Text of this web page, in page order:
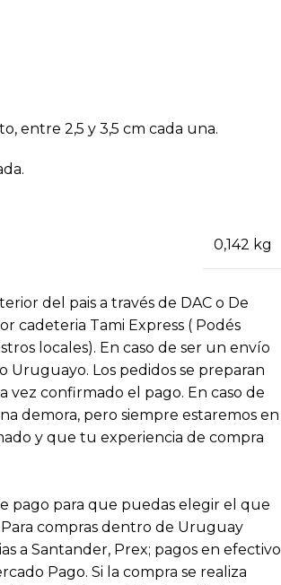
entre 2,5 y 3,5 cm cada una.
0,142 kg
del pais a través de DAC o De
cadeteria Tami Express ( Podés
locales). En caso de ser un envío
Uruguayo. Los pedidos se preparan
vez confirmado el pago. En caso de
demora, pero siempre estaremos en
y que tu experiencia de compra
pago para que puedas elegir el que
compras dentro de Uruguay
a Santander, Prex; pagos en efectivo
Pago. Si la compra se realiza